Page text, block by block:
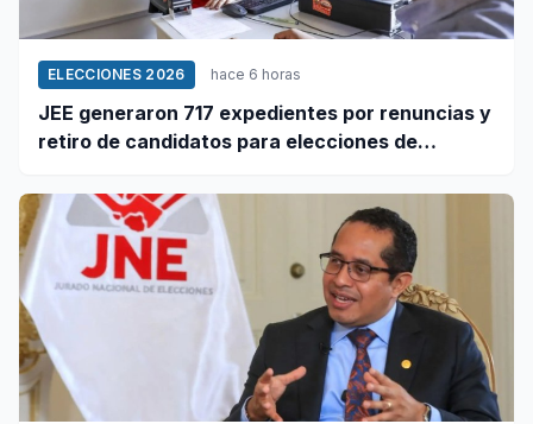
ELECCIONES 2026 hace 6 horas
JEE generaron 717 expedientes por renuncias y
retiro de candidatos para elecciones de